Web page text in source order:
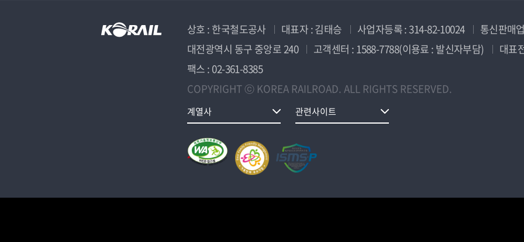
상호 : 한국철도공사 대표자 : 김태승 사업자등록 : 314-82-10024
통신판매
대전광역시 동구 중앙로 240
고객센터 : 1588-7788(이용료 : 발신자부담)
대표
팩스 : 02-361-8385
COPYRIGHT ⓒ KOREA RAILROAD. ALL RIGHTS RESERVED.
계열사 관련사이트